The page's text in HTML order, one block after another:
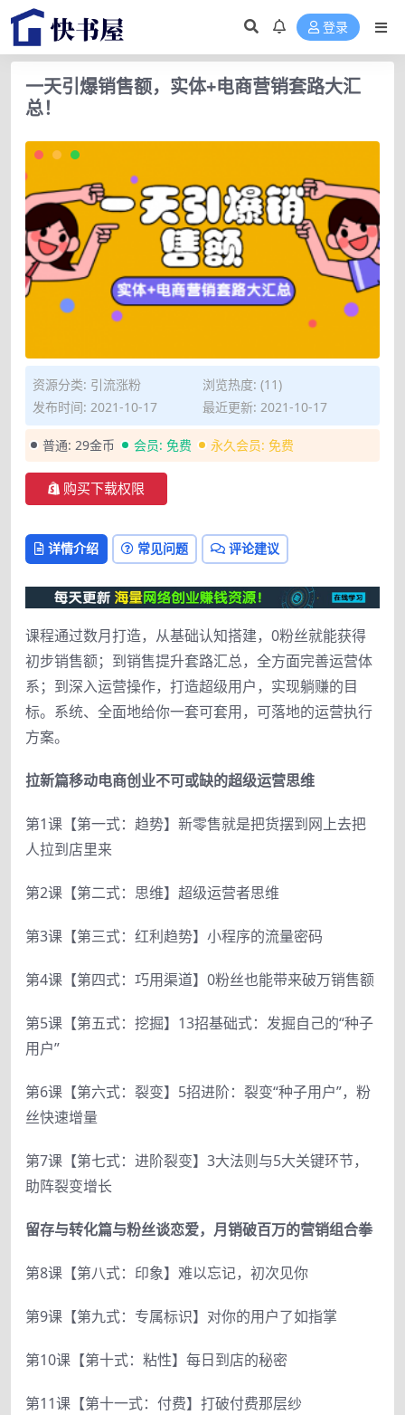
登录
一天引爆销售额，实体+电商营销套路大汇
总！
资源分类: 引流涨粉
浏览热度: (11)
发布时间: 2021-10-17
最近更新: 2021-10-17
普通: 29金币 会员: 免费 永久会员: 免费
购买下载权限
详情介绍 常见问题 评论建议
课程通过数月打造，从基础认知搭建，0粉丝就能获得
初步销售额；到销售提升套路汇总，全方面完善运营体
系；到深入运营操作，打造超级用户，实现躺赚的目
标。系统、全面地给你一套可套用，可落地的运营执行
方案。
拉新篇移动电商创业不可或缺的超级运营思维
第1课【第一式：趋势】新零售就是把货摆到网上去把
人拉到店里来
第2课【第二式：思维】超级运营者思维
第3课【第三式：红利趋势】小程序的流量密码
第4课【第四式：巧用渠道】0粉丝也能带来破万销售额
第5课【第五式：挖掘】13招基础式：发掘自己的“种子
用户”
第6课【第六式：裂变】5招进阶：裂变“种子用户”，粉
丝快速增量
第7课【第七式：进阶裂变】3大法则与5大关键环节，
助阵裂变增长
留存与转化篇与粉丝谈恋爱，月销破百万的营销组合拳
第8课【第八式：印象】难以忘记，初次见你
第9课【第九式：专属标识】对你的用户了如指掌
第10课【第十式：粘性】每日到店的秘密
第11课【第十一式：付费】打破付费那层纱